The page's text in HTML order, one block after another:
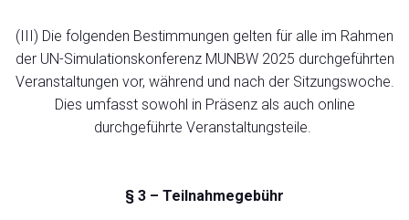
(III) Die folgenden Bestimmungen gelten für alle im Rahmen
der UN-Simulationskonferenz MUNBW 2025 durchgeführten
Veranstaltungen vor, während und nach der Sitzungswoche.
Dies umfasst sowohl in Präsenz als auch online
durchgeführte Veranstaltungsteile.
§ 3 – Teilnahmegebühr